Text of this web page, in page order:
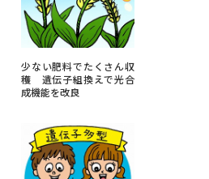
お支払いサイト
グ訂正のご案内
少ない肥料でたくさん収
穫 遺伝子組換えで光合
成機能を改良